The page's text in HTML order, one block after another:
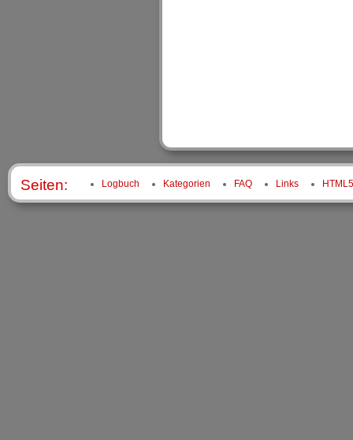
Seiten: Logbuch Kategorien FAQ Links